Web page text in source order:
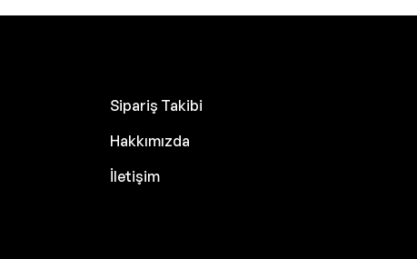
Sipariş Takibi
Hakkımızda
İletişim